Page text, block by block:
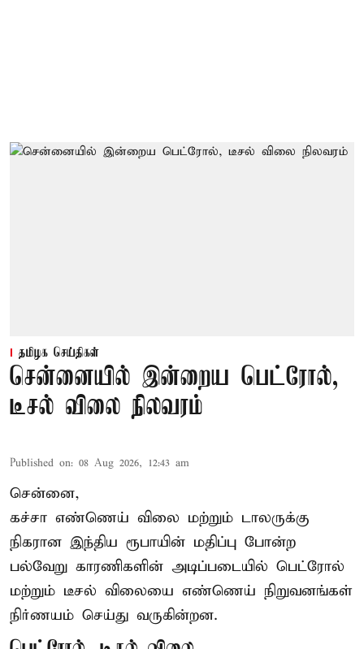
தமிழக செய்திகள்
சென்னையில் இன்றைய பெட்ரோல்,
டீசல் விலை நிலவரம்
Published on: 08 Aug 2026, 12:43 am
சென்னை,
கச்சா எண்ணெய் விலை மற்றும் டாலருக்கு
நிகரான இந்திய ரூபாயின் மதிப்பு போன்ற
பல்வேறு காரணிகளின் அடிப்படையில் பெட்ரோல்
மற்றும் டீசல் விலையை எண்ணெய் நிறுவனங்கள்
நிர்ணயம் செய்து வருகின்றன.